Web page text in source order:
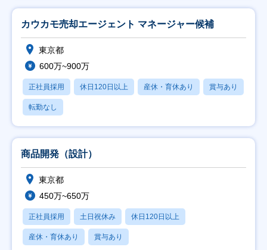
カウカモ売却エージェント マネージャー候補
東京都
600万~900万
正社員採用 休日120日以上 産休・育休あり 賞与あり
転勤なし
商品開発（設計）
東京都
450万~650万
正社員採用 土日祝休み 休日120日以上
産休・育休あり 賞与あり